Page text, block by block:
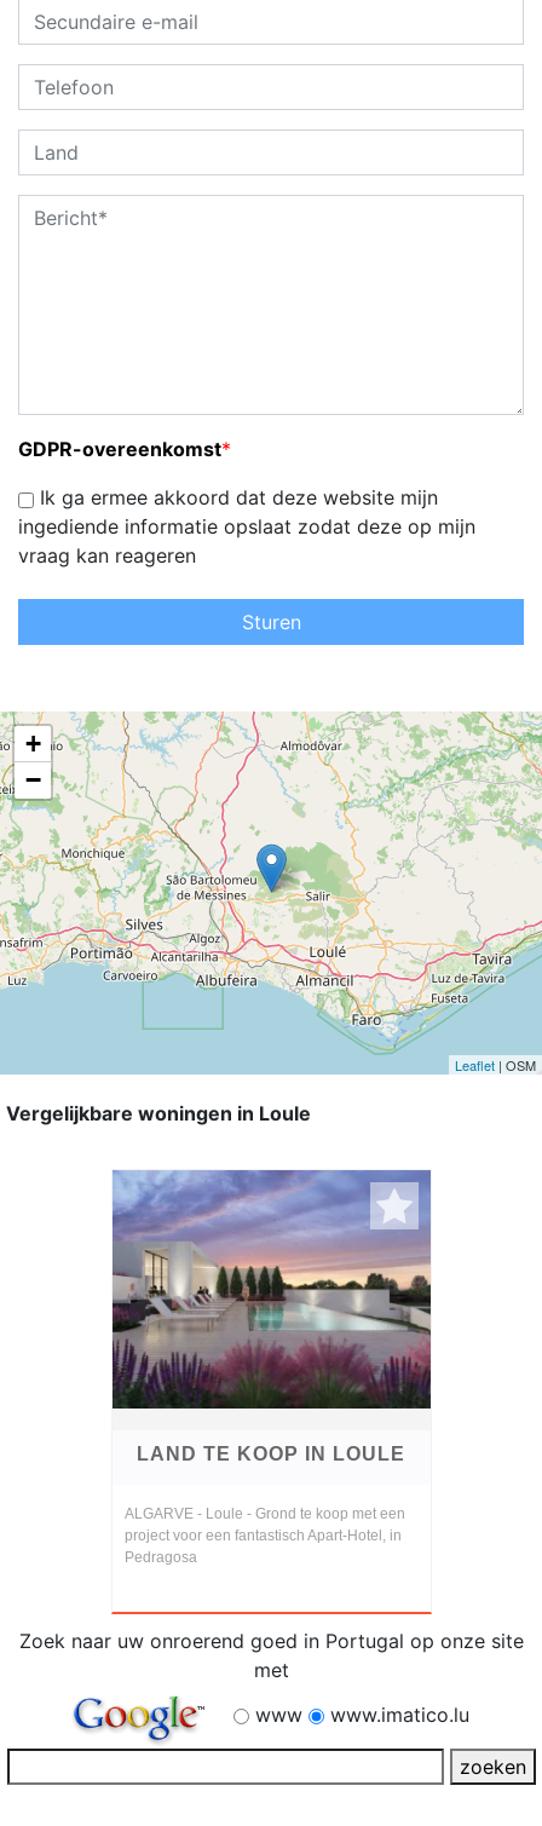
GDPR-overeenkomst*
Ik ga ermee akkoord dat deze website mijn
ingediende informatie opslaat zodat deze op mijn
vraag kan reageren
Sturen
+
−
Leaflet | OSM
Vergelijkbare woningen in Loule
LAND TE KOOP IN LOULE
ALGARVE - Loule - Grond te koop met een
project voor een fantastisch Apart-Hotel, in
Pedragosa
Zoek naar uw onroerend goed in Portugal op onze site
met
www
www.imatico.lu